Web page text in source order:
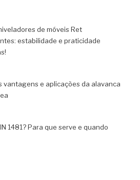
de móveis Ret
estabilidade e praticidade
vantagens e aplicações da alavanca
1481? Para que serve e quando